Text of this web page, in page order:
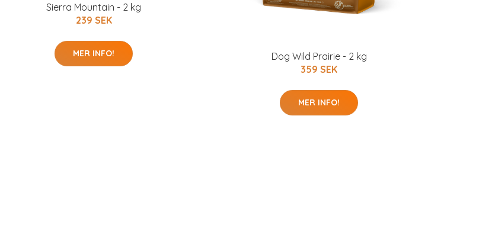
Sierra Mountain - 2 kg
239 SEK
MER INFO!
Dog Wild Prairie - 2 kg
359 SEK
MER INFO!